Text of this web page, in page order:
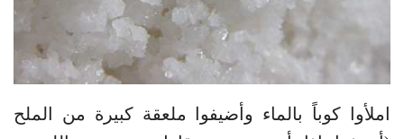
املأوا كوباً بالماء وأضيفوا ملعقة كبيرة من الملح